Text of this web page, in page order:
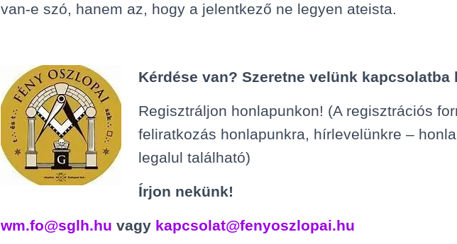
van-e szó, hanem az, hogy a jelentkező ne legyen ateista.
Kérdése van? Szeretne velünk kapcsolatba
Regisztráljon honlapunkon! (A regisztrációs
feliratkozás honlapunkra, hírlevelünkre –
legalul található)
Írjon nekünk!
wm.fo@sglh.hu vagy kapcsolat@fenyoszlopai.hu